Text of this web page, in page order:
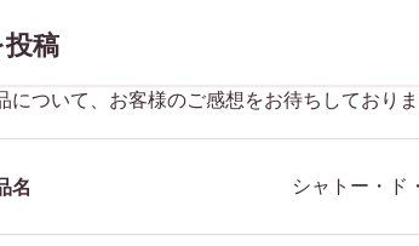
稿
について、お客様のご感想をお待ちしておりま
名 シャトー・ド